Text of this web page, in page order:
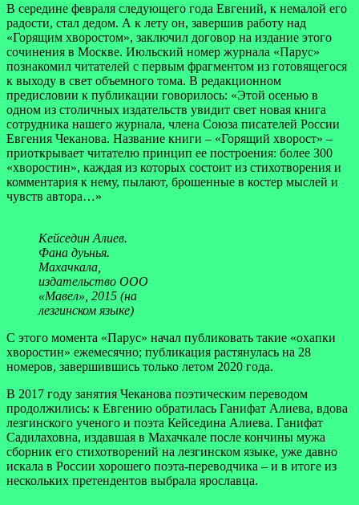
В середине февраля следующего года Евгений, к немалой его
радости, стал дедом. А к лету он, завершив работу над
«Горящим хворостом», заключил договор на издание этого
сочинения в Москве. Июльский номер журнала «Парус»
познакомил читателей с первым фрагментом из готовящегося
к выходу в свет объемного тома. В редакционном
предисловии к публикации говорилось: «Этой осенью в
одном из столичных издательств увидит свет новая книга
сотрудника нашего журнала, члена Союза писателей России
Евгения Чеканова. Название книги – «Горящий хворост» –
приоткрывает читателю принцип ее построения: более 300
«хворостин», каждая из которых состоит из стихотворения и
комментария к нему, пылают, брошенные в костер мыслей и
чувств автора…»
Кейседин Алиев.
Фана дуьнья.
Махачкала,
издательство ООО
«Мавел», 2015 (на
лезгинском языке)
С этого момента «Парус» начал публиковать такие «охапки
хворостин» ежемесячно; публикация растянулась на 28
номеров, завершившись только летом 2020 года.
В 2017 году занятия Чеканова поэтическим переводом
продолжились: к Евгению обратилась Ганифат Алиева, вдова
лезгинского ученого и поэта Кейседина Алиева. Ганифат
Садилаховна, издавшая в Махачкале после кончины мужа
сборник его стихотворений на лезгинском языке, уже давно
искала в России хорошего поэта-переводчика – и в итоге из
нескольких претендентов выбрала ярославца.